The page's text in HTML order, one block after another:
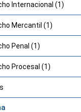
Internacional (1)
Mercantil (1)
Penal (1)
Procesal (1)